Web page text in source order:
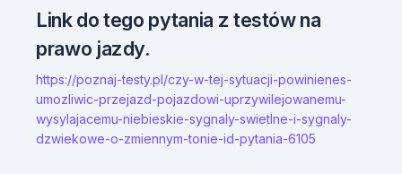
Link do tego pytania z testów na
prawo jazdy.
https://poznaj-testy.pl/czy-w-tej-sytuacji-powinienes-
umozliwic-przejazd-pojazdowi-uprzywilejowanemu-
wysylajacemu-niebieskie-sygnaly-swietlne-i-sygnaly-
dzwiekowe-o-zmiennym-tonie-id-pytania-6105